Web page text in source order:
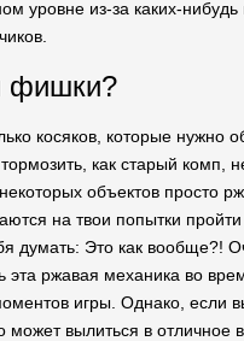
уровне из-за каких-
фишки?
косяков, которые нужно
как старый комп,
объектов просто
на твои попытки
думать: Это как вообще?!
эта ржавая механика во
игры. Однако, если
может вылиться в отличное